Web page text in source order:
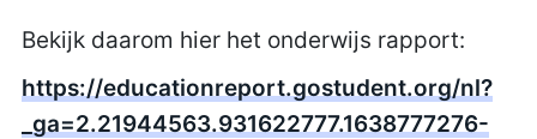
Bekijk daarom hier het onderwijs rapport:
https://educationreport.gostudent.org/nl?
_ga=2.21944563.931622777.1638777276-